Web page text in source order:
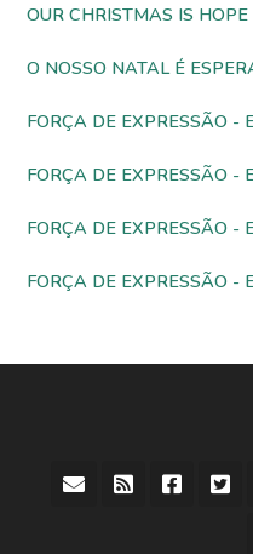
OUR CHRISTMAS IS HOPE
O NOSSO NATAL É
FORÇA DE EXPRESSÃO -
FORÇA DE EXPRESSÃO -
FORÇA DE EXPRESSÃO -
FORÇA DE EXPRESSÃO -